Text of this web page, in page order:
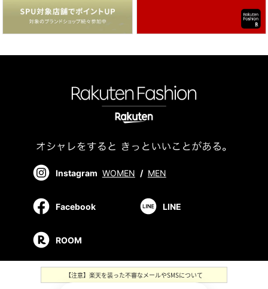
Instagram WOMEN / MEN
Facebook LINE
ROOM
【注意】楽天を装った不審なメールやSMSについて